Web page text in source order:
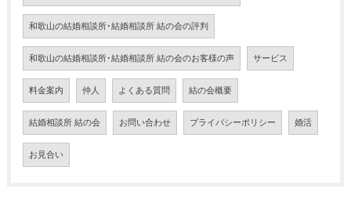
和歌山の結婚相談所･結婚相談所 結の会の評判
和歌山の結婚相談所･結婚相談所 結の会のお客様の声 サービス
料金案内 仲人 よくある質問 結の会概要
結婚相談所 結の会 お問い合わせ プライバシーポリシー 婚活
お見合い